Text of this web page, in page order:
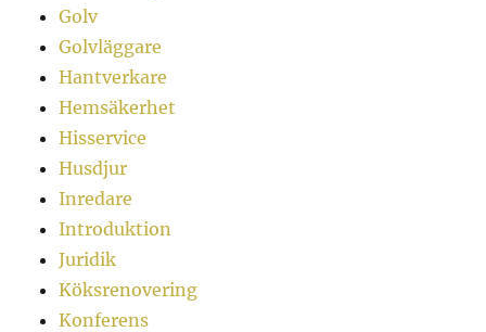
Golv
Golvläggare
Hantverkare
Hemsäkerhet
Hisservice
Husdjur
Inredare
Introduktion
Juridik
Köksrenovering
Konferens